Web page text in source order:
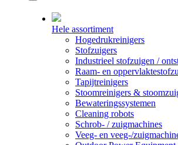
Hele assortiment
Hogedrukreinigers
Stofzuigers
Industrieel stofzuigen /
Raam- en
Tapijtreinigers
Stoomreinigers &
Bewateringssystemen
Cleaning robots
Schrob- / zuigmachines
Veeg- en veeg-/